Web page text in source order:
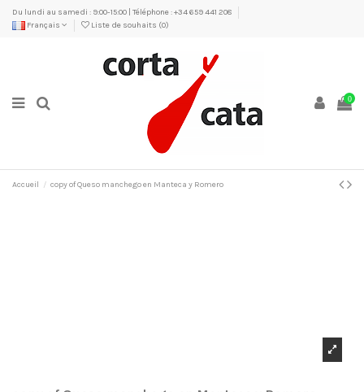
Du lundi au samedi : 9:00-15:00 | Téléphone : +34 659 441 208
Français
Liste de souhaits (0)
0
Accueil copy of Queso manchego en Manteca y Romero